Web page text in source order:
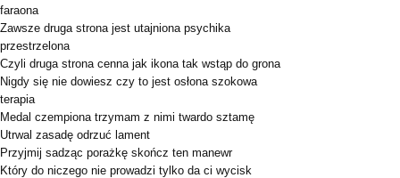
faraona
Zawsze druga strona jest utajniona psychika
przestrzelona
Czyli druga strona cenna jak ikona tak wstąp do grona
Nigdy się nie dowiesz czy to jest osłona szokowa
terapia
Medal czempiona trzymam z nimi twardo sztamę
Utrwal zasadę odrzuć lament
Przyjmij sadząc porażkę skończ ten manewr
Który do niczego nie prowadzi tylko da ci wycisk